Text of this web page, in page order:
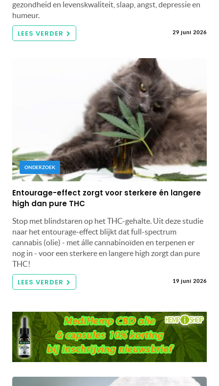
gezondheid en levenskwaliteit, slaap, angst, depressie en
humeur.
LEES VERDER 29 juni 2026
ONDERZOEK
Entourage-effect zorgt voor sterkere én langere
high dan pure THC
Stop met blindstaren op het THC-gehalte. Uit deze studie
naar het entourage-effect blijkt dat full-spectrum
cannabis (olie) - met álle cannabinoïden en terpenen er
nog in - voor een sterkere en langere high zorgt dan pure
THC!
LEES VERDER 19 juni 2026